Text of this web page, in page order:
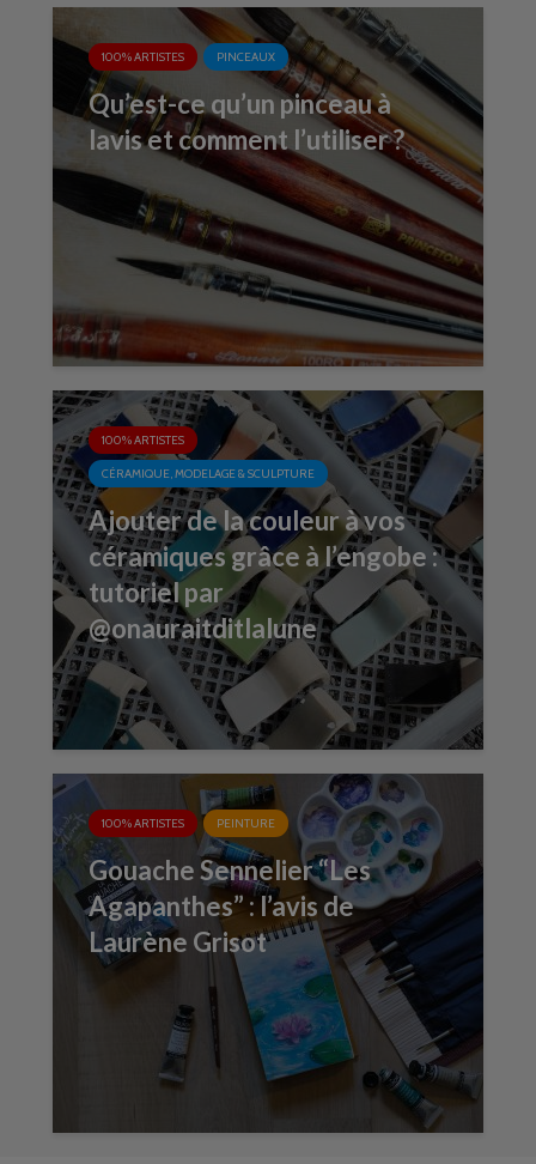
100% ARTISTES PINCEAUX
Qu’est-ce qu’un pinceau à
lavis et comment l’utiliser ?
100% ARTISTES
CÉRAMIQUE, MODELAGE & SCULPTURE
Ajouter de la couleur à vos
céramiques grâce à l’engobe :
tutoriel par
@onauraitditlalune
100% ARTISTES PEINTURE
Gouache Sennelier “Les
Agapanthes” : l’avis de
Laurène Grisot